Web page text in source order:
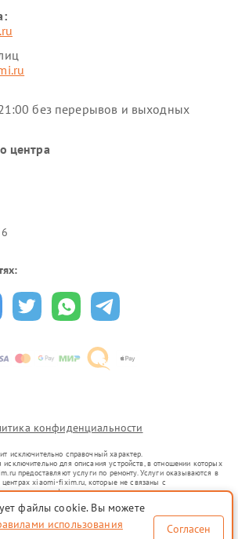
без перерывов и выходных
центра
конфиденциальности
исключительно справочный характер.
для описания устройств, в отношении которых
предоставляют услуги по ремонту. Услуги оказываются в
xiaomi-fixim.ru, которые не связаны с
или их официальными представителями.
уже введенных в гражданский оборот в соответствии
не преследует цели индивидуализации услуг или введения
служит для информирования о предоставляемых услугах по
файлы cookie. Вы можете
использования
Согласен